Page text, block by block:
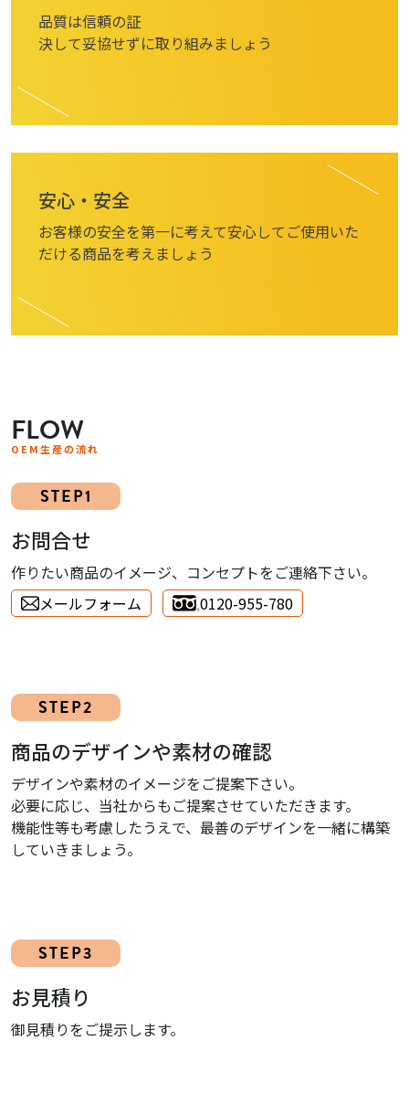
品質は信頼の証
決して妥協せずに取り組みましょう
安心・安全
お客様の安全を第一に考えて安心してご使用いた
だける商品を考えましょう
FLOW
OEM生産の流れ
STEP1
お問合せ
作りたい商品のイメージ、コンセプトをご連絡下さい。
メールフォーム
0120-955-780
STEP2
商品のデザインや素材の確認
デザインや素材のイメージをご提案下さい。
必要に応じ、当社からもご提案させていただきます。
機能性等も考慮したうえで、最善のデザインを一緒に構築
していきましょう。
STEP3
お見積り
御見積りをご提示します。